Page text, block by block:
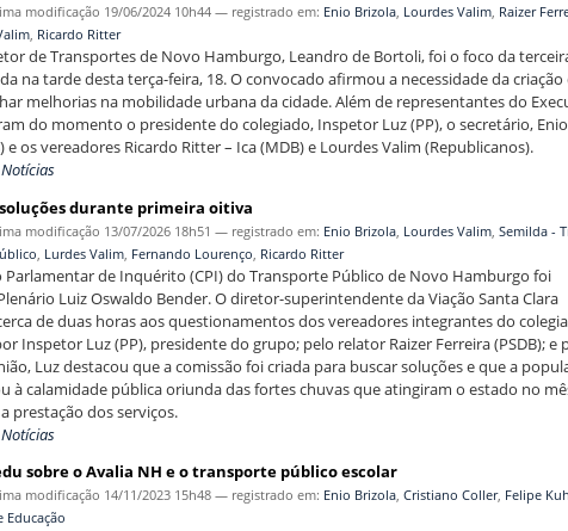
modificação 19/06/2024 10h44 — registrado em: Enio Brizola, Lourdes Valim, Raizer
, Ricardo Ritter
de Transportes de Novo Hamburgo, Leandro de Bortoli, foi o foco da
na tarde desta terça-feira, 18. O convocado afirmou a necessidade da criação
melhorias na mobilidade urbana da cidade. Além de representantes do
do momento o presidente do colegiado, Inspetor Luz (PP), o secretário, Enio
e os vereadores Ricardo Ritter – Ica (MDB) e Lourdes Valim (Republicanos).
Notícias
durante primeira oitiva
modificação 13/07/2026 18h51 — registrado em: Enio Brizola, Lourdes Valim, Semilda -
Lurdes Valim, Fernando Lourenço Ricardo Ritter
Parlamentar de Inquérito (CPI) do Transporte Público de Novo Hamburgo foi
Luiz Oswaldo Bender. O diretor-superintendente da Viação Santa Clara
de duas horas aos questionamentos dos vereadores integrantes do
Inspetor Luz (PP), presidente do grupo; pelo relator Raizer Ferreira (PSDB); e
Luz destacou que a comissão foi criada para buscar soluções e que a
à calamidade pública oriunda das fortes chuvas que atingiram o estado no
prestação dos serviços.
Notícias
sobre o Avalia NH e o transporte público escolar
modificação 14/11/2023 15h48 — registrado em: Enio Brizola, Cristiano Coller, Felipe
Educação